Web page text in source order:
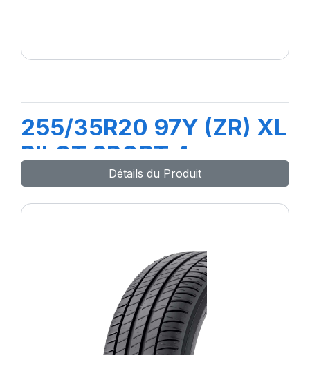
255/35R20 97Y (ZR) XL
PILOT SPORT 4
Détails du Produit